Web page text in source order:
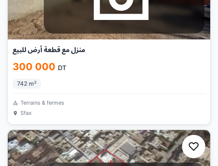
منزل مع قطعة أرض للبيع
300 000 DT
742 m²
Terrains & fermes
Sfax